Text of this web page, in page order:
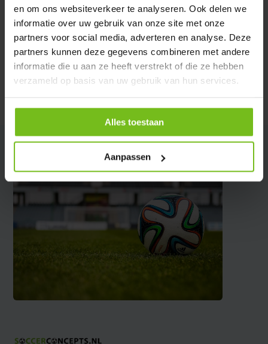
en om ons websiteverkeer te analyseren. Ook delen we
informatie over uw gebruik van onze site met onze
partners voor social media, adverteren en analyse. Deze
partners kunnen deze gegevens combineren met andere
informatie die u aan ze heeft verstrekt of die ze hebben
verzameld op basis van uw gebruik van hun services.
Alles toestaan
Aanpassen
Specificaties
Reviews